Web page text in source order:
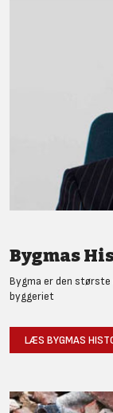
Bygmas
Bygma er den
byggeriet
LÆS BYGMAS